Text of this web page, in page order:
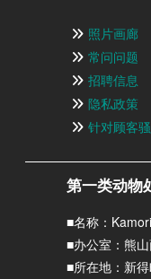
照片画廊
常问问题
招聘信息
隐私政策
针对顾客
第一类动物
■名称：
■办公室：熊
■所在地：新